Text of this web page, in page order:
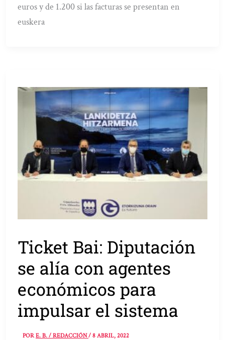
euros y de 1.200 si las facturas se presentan en
euskera
Ticket Bai: Diputación
se alía con agentes
económicos para
impulsar el sistema
PORE. B. / REDACCIÓN/8 ABRIL, 2022